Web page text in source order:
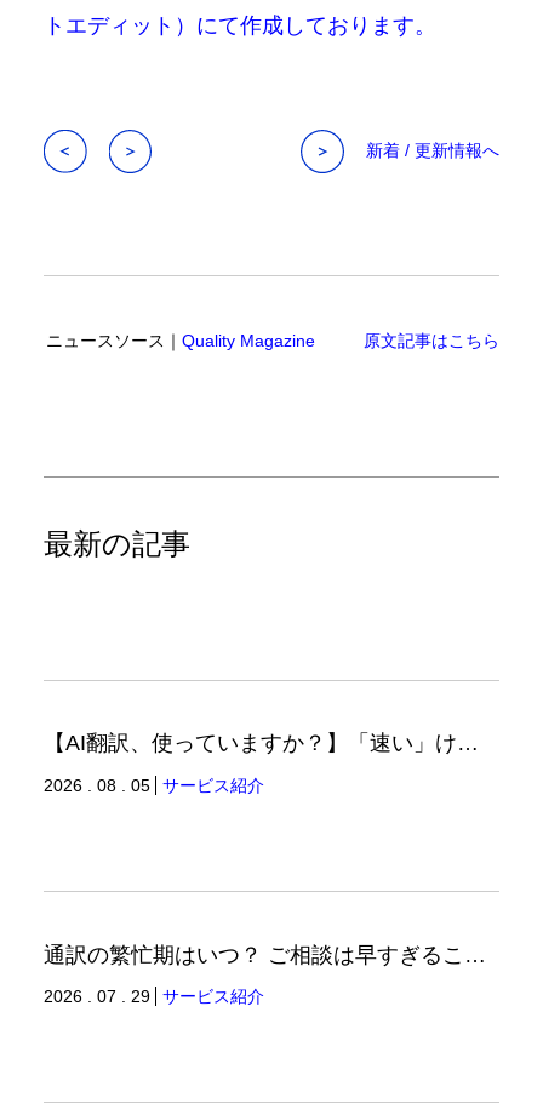
トエディット）にて作成しております。
新着 / 更新情報へ
ニュースソース｜Quality Magazine 原文記事はこちら
最新の記事
【AI翻訳、使っていますか？】「速い」けど「正しい」は別の話（翻訳ブログ）
2026 . 08 . 05 サービス紹介
通訳の繁忙期はいつ？ ご相談は早すぎることはありません。（通訳ブログ）
2026 . 07 . 29 サービス紹介